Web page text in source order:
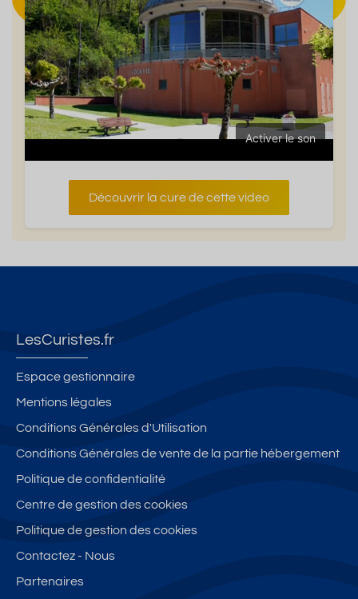
Activer le son
Découvrir la cure de cette video
LesCuristes.fr
Espace gestionnaire
Mentions légales
Conditions Générales d'Utilisation
Conditions Générales de vente de la partie hébergement
Politique de confidentialité
Centre de gestion des cookies
Politique de gestion des cookies
Contactez - Nous
Partenaires